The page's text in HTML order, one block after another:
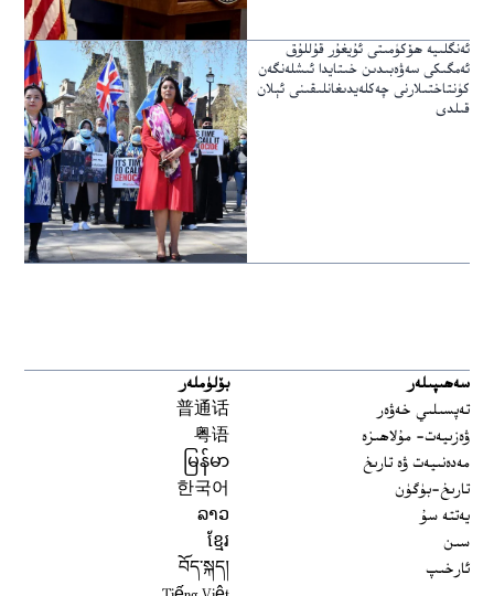
ئەنگلىيە ھۆكۈمىتى ئۇيغۇر قۇللۇق
ئەمگىكى سەۋەبىدىن خىتايدا ئىشلەنگەن
كۈنتاختىلارنى چەكلەيدىغانلىقىنى ئېلان
قىلدى
سەھىپىلەر
تەپسىلىي خەۋەر
ۋەزىيەت- مۇلاھىزە
مەدەنىيەت ۋە تارىخ
تارىخ-بۈگۈن
يەتتە سۇ
سىن
ئارخىپ
بۆلۈملەر
普通话
粤语
မြန်မာ
한국어
ລາວ
ខ្មែរ
བོད་སྐད།